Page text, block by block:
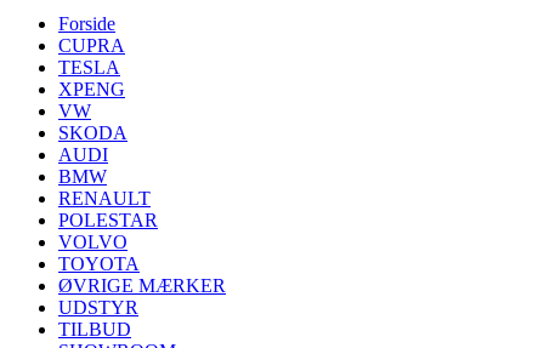
Forside
CUPRA
TESLA
XPENG
VW
SKODA
AUDI
BMW
RENAULT
POLESTAR
VOLVO
TOYOTA
ØVRIGE MÆRKER
UDSTYR
TILBUD